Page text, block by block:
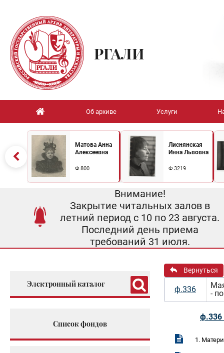
РГАЛИ
Об архиве Услуги
Матова Анна
Алексеевна
Ф.800
Лиснянская
Инна Львовна
Ф.3219
Внимание!
Закрытие читальных залов в
летний период с 10 по 23 августа.
Последний день приема
требований 31 июля.
Электронный каталог
Список фондов
Вернуться
ф.336
-
ф.336
1.